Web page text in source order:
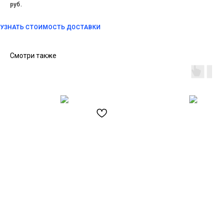
руб.
УЗНАТЬ СТОИМОСТЬ ДОСТАВКИ
Смотри также